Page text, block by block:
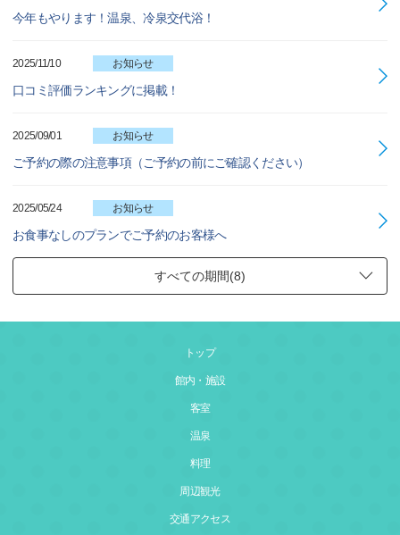
今年もやります！温泉、冷泉交代浴！
2025/11/10 お知らせ
口コミ評価ランキングに掲載！
2025/09/01 お知らせ
ご予約の際の注意事項（ご予約の前にご確認ください）
2025/05/24 お知らせ
お食事なしのプランでご予約のお客様へ
トップ
館内・施設
客室
温泉
料理
周辺観光
交通アクセス